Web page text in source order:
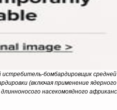
бомбардировщик
(включая применение
насекомоядного